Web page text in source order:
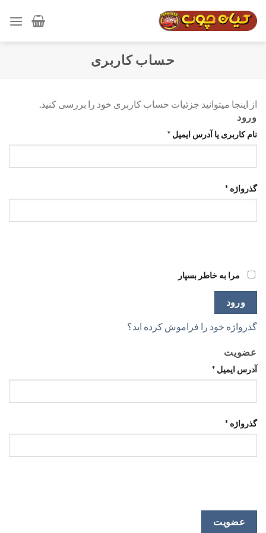
حساب کاربری
از اینجا میتوانید جزئیات حساب کاربری خود را بررسی کنید.
ورود
نام کاربری یا آدرس ایمیل *
گذرواژه *
مرا به خاطر بسپار
ورود
گذرواژه خود را فراموش کرده اید؟
عضویت
آدرس ایمیل *
گذرواژه *
عضویت